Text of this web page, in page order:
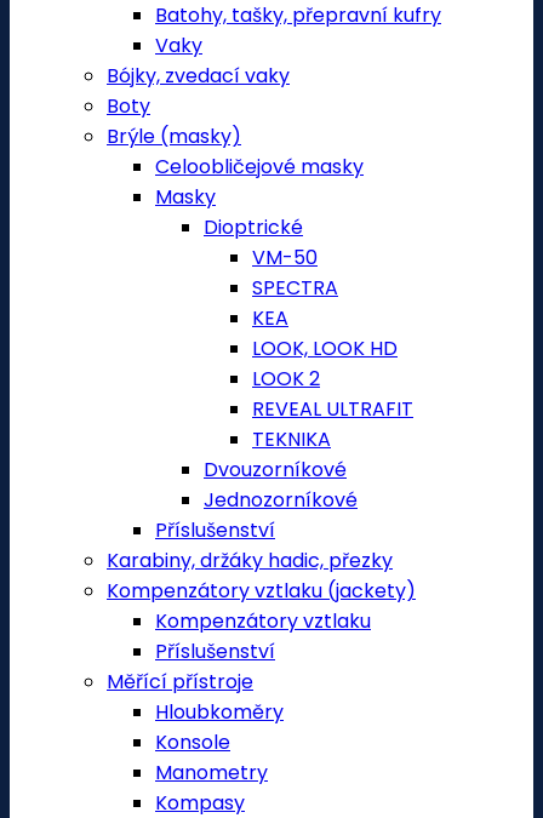
Batohy, tašky, přepravní kufry
Vaky
Bójky, zvedací vaky
Boty
Brýle (masky)
Celoobličejové masky
Masky
Dioptrické
VM-50
SPECTRA
KEA
LOOK, LOOK HD
LOOK 2
REVEAL ULTRAFIT
TEKNIKA
Dvouzorníkové
Jednozorníkové
Příslušenství
Karabiny, držáky hadic, přezky
Kompenzátory vztlaku (jackety)
Kompenzátory vztlaku
Příslušenství
Měřící přístroje
Hloubkoměry
Konsole
Manometry
Kompasy